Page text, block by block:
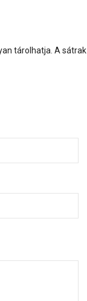
tárolhatja. A sátrak